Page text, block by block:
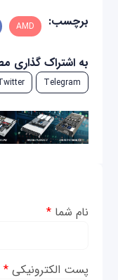
برچسب: AMD
به اشتراک گذاری
Telegram
نام شما*
پست الکترونیکی*